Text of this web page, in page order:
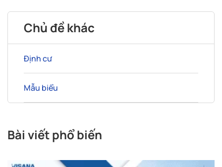
Chủ đề khác
Định cư
Mẫu biểu
Bài viết phổ biến